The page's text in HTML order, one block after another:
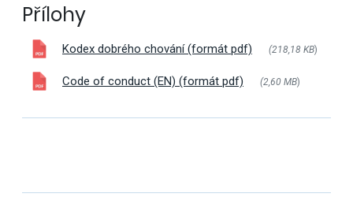
Přílohy
Kodex dobrého chování (formát pdf) (218,18 KB)
Code of conduct (EN) (formát pdf) (2,60 MB)